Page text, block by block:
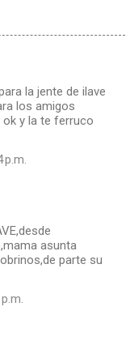
la jente de ilave
los amigos
ok y la te ferruco
p.m.
asunta
parte su